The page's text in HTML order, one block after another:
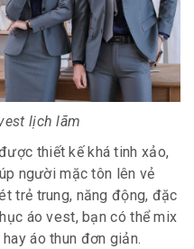
lịch lãm
thiết kế khá tinh xảo,
người mặc tôn lên vẻ
trẻ trung, năng động, đặc
áo vest, bạn có thể mix
áo thun đơn giản.